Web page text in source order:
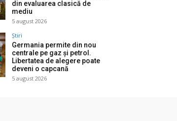
din evaluarea clasică de
mediu
5 august 2026
Știri
Germania permite din nou
centrale pe gaz și petrol.
Libertatea de alegere poate
deveni o capcană
5 august 2026